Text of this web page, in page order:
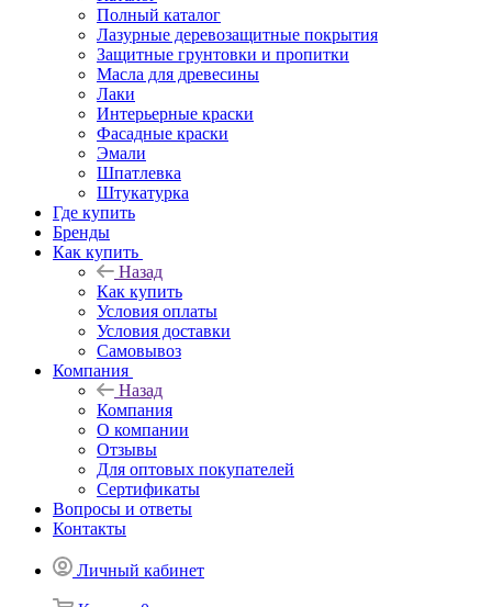
Полный каталог
Лазурные деревозащитные покрытия
Защитные грунтовки и пропитки
Масла для древесины
Лаки
Интерьерные краски
Фасадные краски
Эмали
Шпатлевка
Штукатурка
Где купить
Бренды
Как купить
Назад
Как купить
Условия оплаты
Условия доставки
Самовывоз
Компания
Назад
Компания
О компании
Отзывы
Для оптовых покупателей
Сертификаты
Вопросы и ответы
Контакты
Личный кабинет